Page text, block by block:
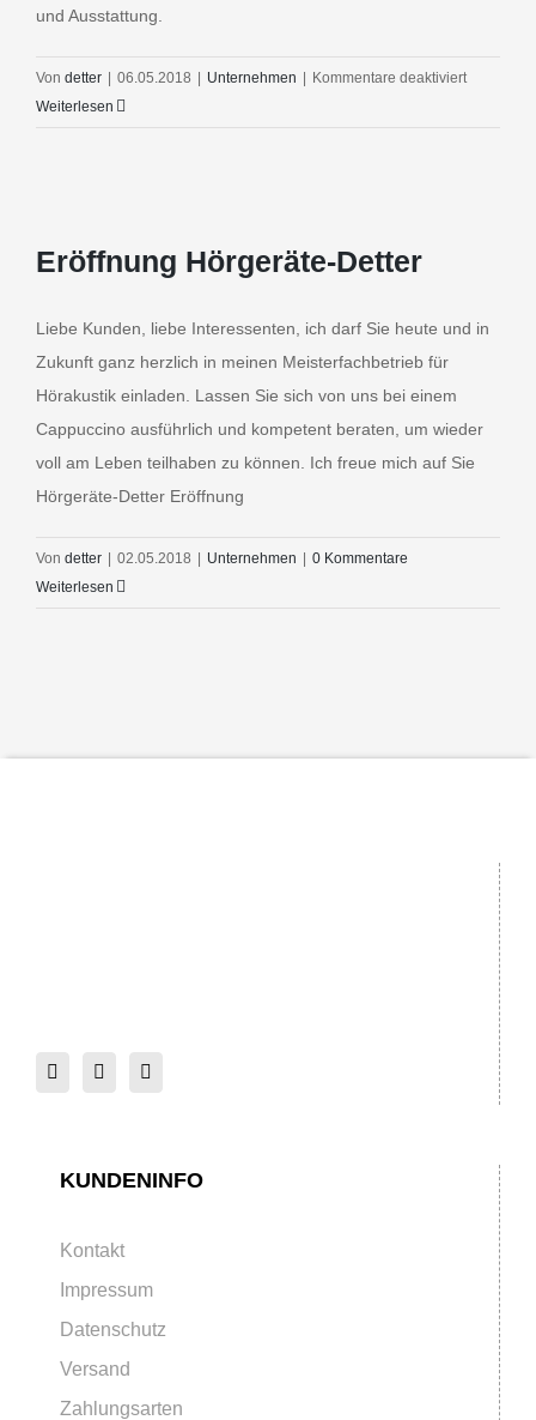
und Ausstattung.
Von detter 06.05.2018 Unternehmen Kommentare deaktiviertfür
Weiterlesen
Eröffnung Hörgeräte-Detter
Liebe Kunden, liebe Interessenten, ich darf Sie heute und in
Zukunft ganz herzlich in meinen Meisterfachbetrieb für
Hörakustik einladen. Lassen Sie sich von uns bei einem
Cappuccino ausführlich und kompetent beraten, um wieder
voll am Leben teilhaben zu können. Ich freue mich auf Sie
Hörgeräte-Detter Eröffnung
Von detter 02.05.2018 Unternehmen
0 Kommentare
Weiterlesen
KUNDENINFO
Kontakt
Impressum
Datenschutz
Versand
Zahlungsarten